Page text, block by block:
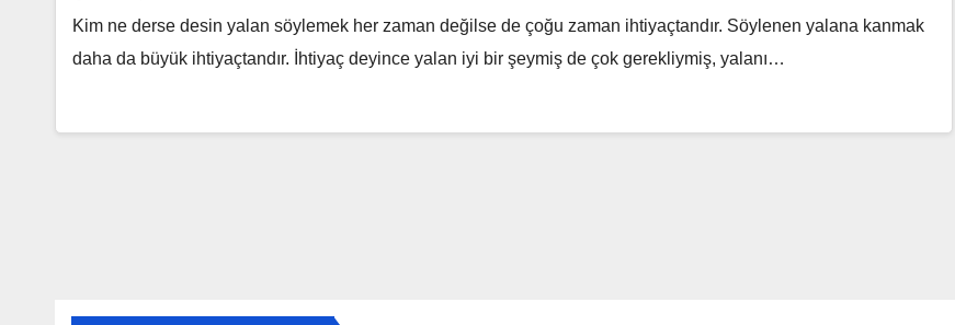
Kim ne derse desin yalan söylemek her zaman değilse de çoğu zaman ihtiyaçtandır. Söylenen yalana kanmak
daha da büyük ihtiyaçtandır. İhtiyaç deyince yalan iyi bir şeymiş de çok gerekliymiş, yalanı…